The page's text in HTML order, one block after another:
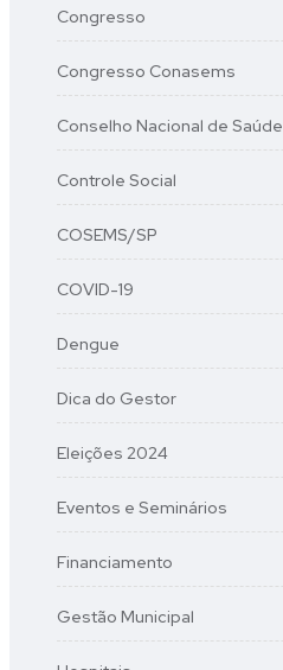
Congresso
Congresso Conasems
Conselho Nacional de Saúde
Controle Social
COSEMS/SP
COVID-19
Dengue
Dica do Gestor
Eleições 2024
Eventos e Seminários
Financiamento
Gestão Municipal